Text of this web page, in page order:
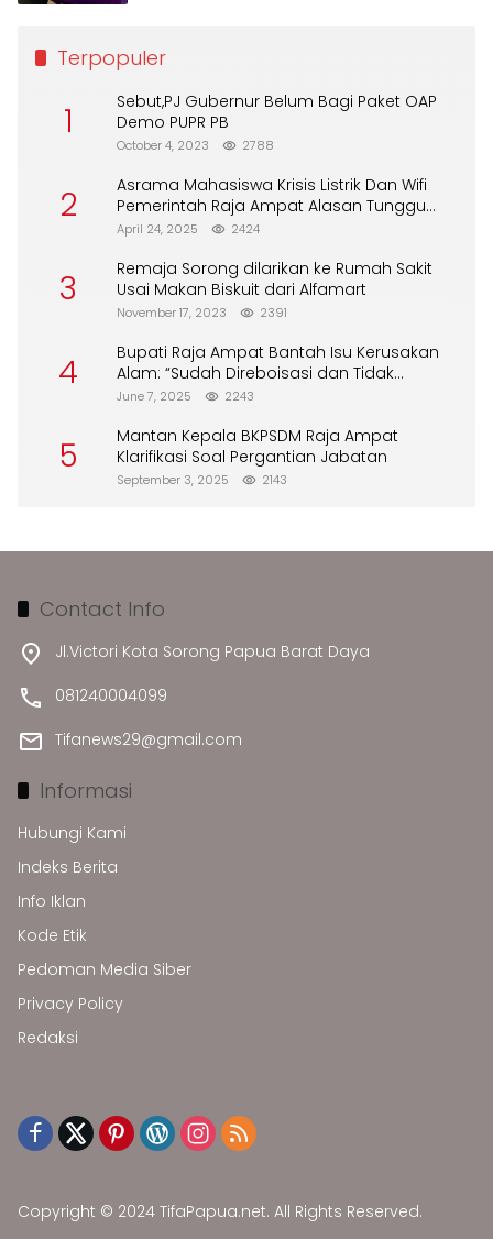
Terpopuler
1
Sebut,PJ Gubernur Belum Bagi Paket OAP
Demo PUPR PB
October 4, 2023 2788
2
Asrama Mahasiswa Krisis Listrik Dan Wifi
Pemerintah Raja Ampat Alasan Tunggu
DPA
April 24, 2025 2424
3
Remaja Sorong dilarikan ke Rumah Sakit
Usai Makan Biskuit dari Alfamart
November 17, 2023 2391
4
Bupati Raja Ampat Bantah Isu Kerusakan
Alam: “Sudah Direboisasi dan Tidak
Merusak Lingkungan”
June 7, 2025 2243
5
Mantan Kepala BKPSDM Raja Ampat
Klarifikasi Soal Pergantian Jabatan
September 3, 2025 2143
Contact Info
Jl.Victori Kota Sorong Papua Barat Daya
081240004099
Tifanews29@gmail.com
Informasi
Hubungi Kami
Indeks Berita
Info Iklan
Kode Etik
Pedoman Media Siber
Privacy Policy
Redaksi
Copyright © 2024 TifaPapua.net. All Rights Reserved.